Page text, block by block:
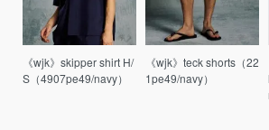
《wjk》skipper shirt H/
S（4907pe49/navy）
《wjk》teck shorts（22
1pe49/navy）